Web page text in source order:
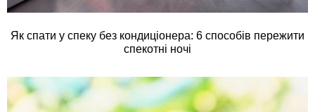
Як спати у спеку без кондиціонера: 6 способів пережити
спекотні ночі